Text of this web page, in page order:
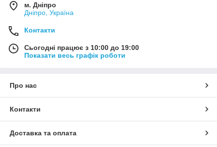
м. Дніпро
Дніпро, Україна
Контакти
Сьогодні працює з 10:00 до 19:00
Показати весь графік роботи
Про нас
Контакти
Доставка та оплата